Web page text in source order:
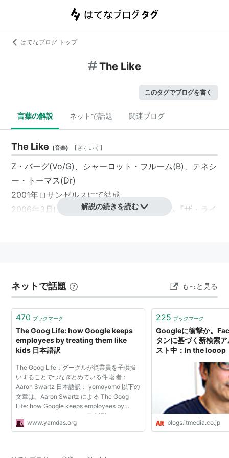
はてなブログ トップ
The Like
このタグでブログを書く
言葉の解説 ネットで話題 関連ブログ
The Like (音楽) 【ざらいく 】
Z・バーグ(Vo/G)、シャーロット・フルーム(B)、テネシ
ー・トーマス(Dr)
2001年ロサンゼルスにて結成。
2006年3月には日本でのデビュー・アルバム『ザ・ライ
解説の続きを読む
ネットで話題 もっと見る
470 ブックマーク
The Goog Life: how Google keeps
employees by treating them like
kids 日本語訳
The Goog Life：グーグルが従業員を子供扱
いすることでつなぎとめている件 著者：
Aaron Swartz 日本語訳： yomoyomo 以下の
文章は、Aaron Swartz による The Goog
Life: how Google keeps employees by
treating them like kids の日本語訳である。
先日友達と、シリコンバレーで絶えず会話の
www.yamdas.org
225 ブックマーク
Googleに衝撃か。
タンに基づく新検索
スト中：In the looop
blogs.itmedia.co.jp